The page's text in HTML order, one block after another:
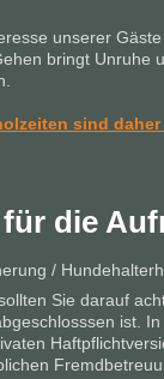
unserer
bringt Unruhe
sind
die
/
Sie darauf
ist.